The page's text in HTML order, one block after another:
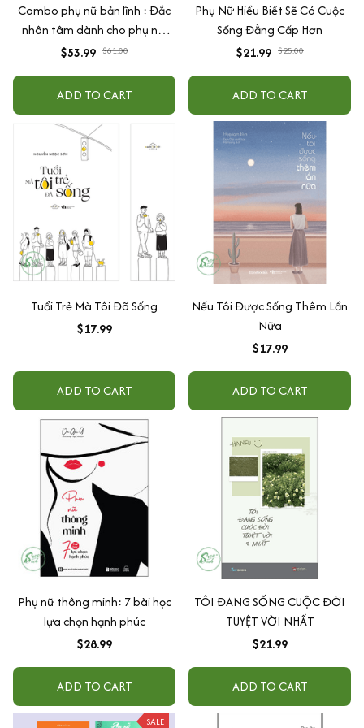
Combo phụ nữ bản lĩnh : Đắc
nhân tâm dành cho phụ nữ,
Quý Cô Thịnh Vượng - Khi Phụ
kế phụ nữ, Hãy yêu bằng lý trí
$53.99 $61.00
ADD TO CART
Phụ Nữ Hiểu Biết Sẽ Có Cuộc
Sống Đẳng Cấp Hơn
$21.99 $25.00
ADD TO CART
Tuổi Trẻ Mà Tôi Đã Sống
$17.99
ADD TO CART
Nếu Tôi Được Sống Thêm Lần
Nữa
$17.99
ADD TO CART
Phụ nữ thông minh: 7 bài học
lựa chọn hạnh phúc
$28.99
ADD TO CART
TÔI ĐANG SỐNG CUỘC ĐỜI
TUYỆT VỜI NHẤT
$21.99
ADD TO CART
SALE